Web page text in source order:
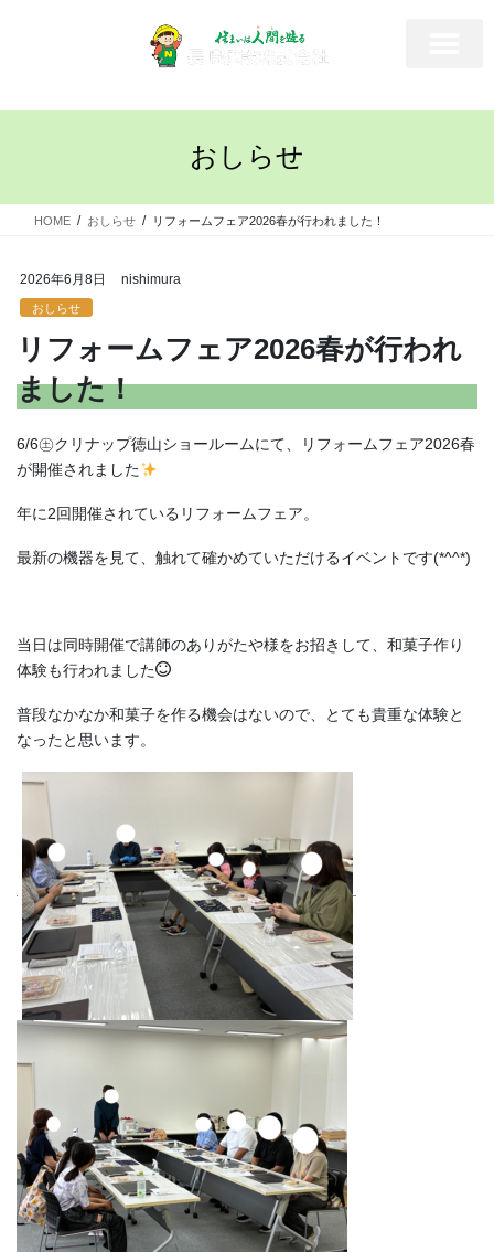
おしらせ
HOME おしらせ リフォームフェア2026春が行われました！
2026年6月8日 nishimura
おしらせ
リフォームフェア2026春が行われ
ました！
6/6㊏クリナップ徳山ショールームにて、リフォームフェア2026春
が開催されました
年に2回開催されているリフォームフェア。
最新の機器を見て、触れて確かめていただけるイベントです(*^^*)
当日は同時開催で講師のありがたや様をお招きして、和菓子作り
体験も行われました
普段なかなか和菓子を作る機会はないので、とても貴重な体験と
なったと思います。